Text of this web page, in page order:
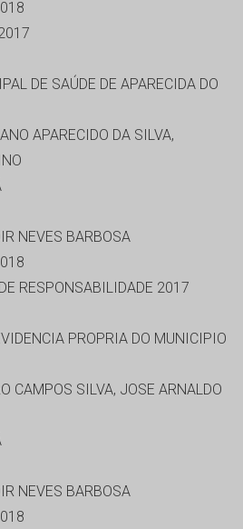
DE SAÚDE DE APARECIDA DO
APARECIDO DA SILVA,
NEVES BARBOSA
RESPONSABILIDADE 2017
PROPRIA DO MUNICIPIO
CAMPOS SILVA, JOSE ARNALDO
NEVES BARBOSA